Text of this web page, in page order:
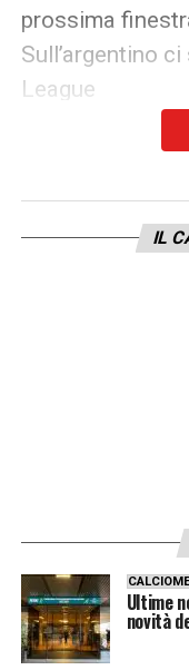
prossima
Sull’argentino
League
tempo, ma
Secondo
LA PLAYLIST
IL
Ultime
novità